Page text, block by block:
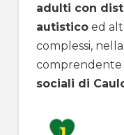
adulti con
autisticoed
complessi,
comprendente
sociali di